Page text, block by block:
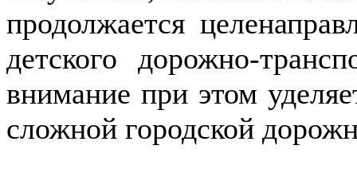
продолжается
детского дорожно-
внимание при этом
сложной городской